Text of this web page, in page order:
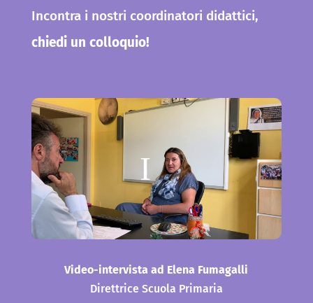
Incontra i nostri coordinatori didattici,
chiedi un colloquio!
Video-intervista ad Elena Fumagalli
Direttrice Scuola Primaria